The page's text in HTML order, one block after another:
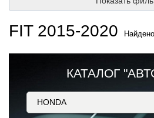
FIT 2015-2020
КАТАЛОГ